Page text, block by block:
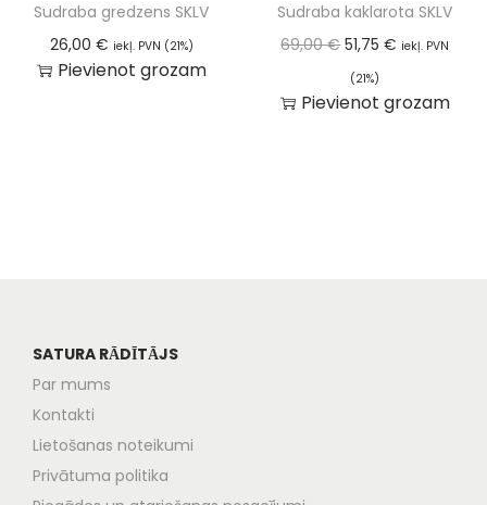
Sudraba gredzens SKLV
26,00 € iekļ. PVN (21%)
Pievienot grozam
Sudraba kaklarota SKLV
69,00€ 51,75€ iekļ. PVN
(21%)
Pievienot grozam
SATURA RĀDĪTĀJS
Par mums
Kontakti
Lietošanas noteikumi
Privātuma politika